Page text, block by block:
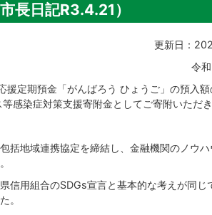
長日記R3.4.21）
更新日：
令
援定期預金「がんばろう ひょうご」の預入
感染症対策支援寄附金としてご寄附いただき
括地域連携協定を締結し、金融機関のノウハ
信用組合のSDGs宣言と基本的な考えが同じ
。